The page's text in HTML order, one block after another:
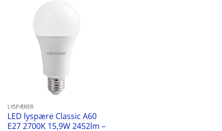
LYSPÆRER
LED lyspære Classic A60
E27 2700K 15,9W 2452lm –